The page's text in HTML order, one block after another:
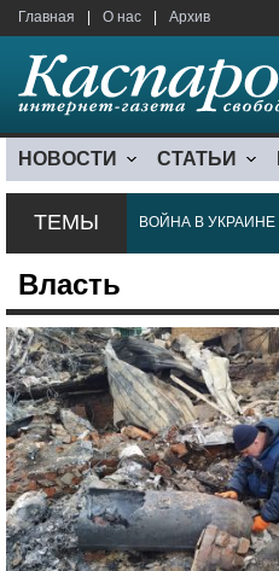
Главная О нас Архив
НОВОСТИ СТАТЬИ
ТЕМЫ ВОЙНА В УКРАИНЕ
Власть